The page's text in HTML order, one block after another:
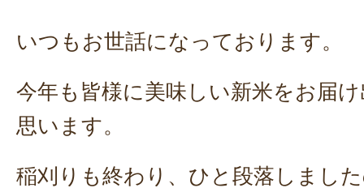
いつもお世話になっております。
今年も皆様に美味しい新米をお届
思います。
稲刈りも終わり、ひと段落しまし